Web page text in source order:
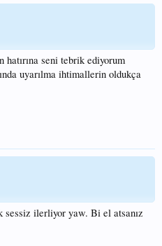
hatırına seni tebrik ediyorum
uyarılma ihtimallerin oldukça
sessiz ilerliyor yaw. Bi el atsanız